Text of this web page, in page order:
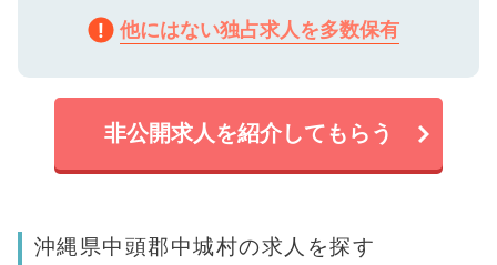
他にはない独占求人を多数保有
非公開求人を紹介してもらう
沖縄県中頭郡中城村の求人を探す